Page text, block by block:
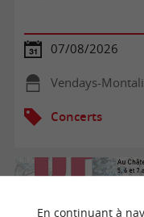
07/08/2026
Vendays-
Concerts
En continuant à